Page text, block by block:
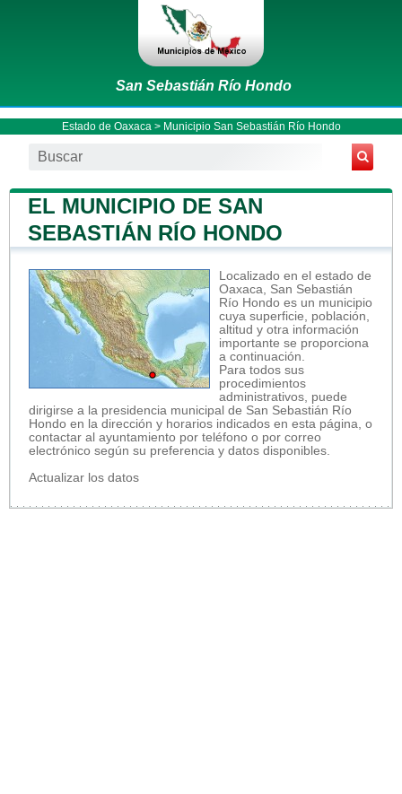
San Sebastián Río Hondo
Estado de Oaxaca > Municipio San Sebastián Río Hondo
EL MUNICIPIO DE SAN
SEBASTIÁN RÍO HONDO
Localizado en el estado de
Oaxaca, San Sebastián
Río Hondo es un municipio
cuya superficie, población,
altitud y otra información
importante se proporciona
a continuación.
Para todos sus
procedimientos
administrativos, puede
dirigirse a la presidencia municipal de San Sebastián Río
Hondo en la dirección y horarios indicados en esta página, o
contactar al ayuntamiento por teléfono o por correo
electrónico según su preferencia y datos disponibles.
Actualizar los datos